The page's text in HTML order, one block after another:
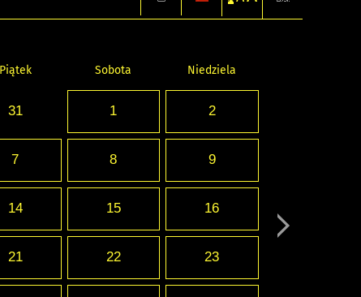
Piątek Sobota Niedziela
31 1 2
7 8 9
14 15 16
21 22 23